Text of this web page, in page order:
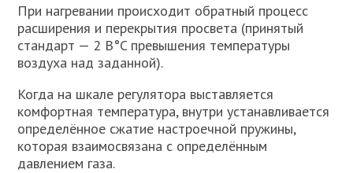
При нагревании происходит обратный процесс
расширения и перекрытия просвета (принятый
стандарт — 2 В°C превышения температуры
воздуха над заданной).
Когда на шкале регулятора выставляется
комфортная температура, внутри устанавливается
определённое сжатие настроечной пружины,
которая взаимосвязана с определённым
давлением газа.